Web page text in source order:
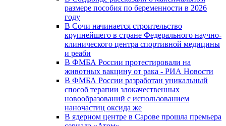
размере пособия по беременности в 2026
году
В Сочи начинается строительство
крупнейшего в стране Федерального научно-
клинического центра спортивной медицины
и реаби
В ФМБА России протестировали на
животных вакцину от рака - РИА Новости
В ФМБА России разработан уникальный
способ терапии злокачественных
новообразований с использованием
наночастиц оксида же
В ядерном центре в Сарове прошла премьера